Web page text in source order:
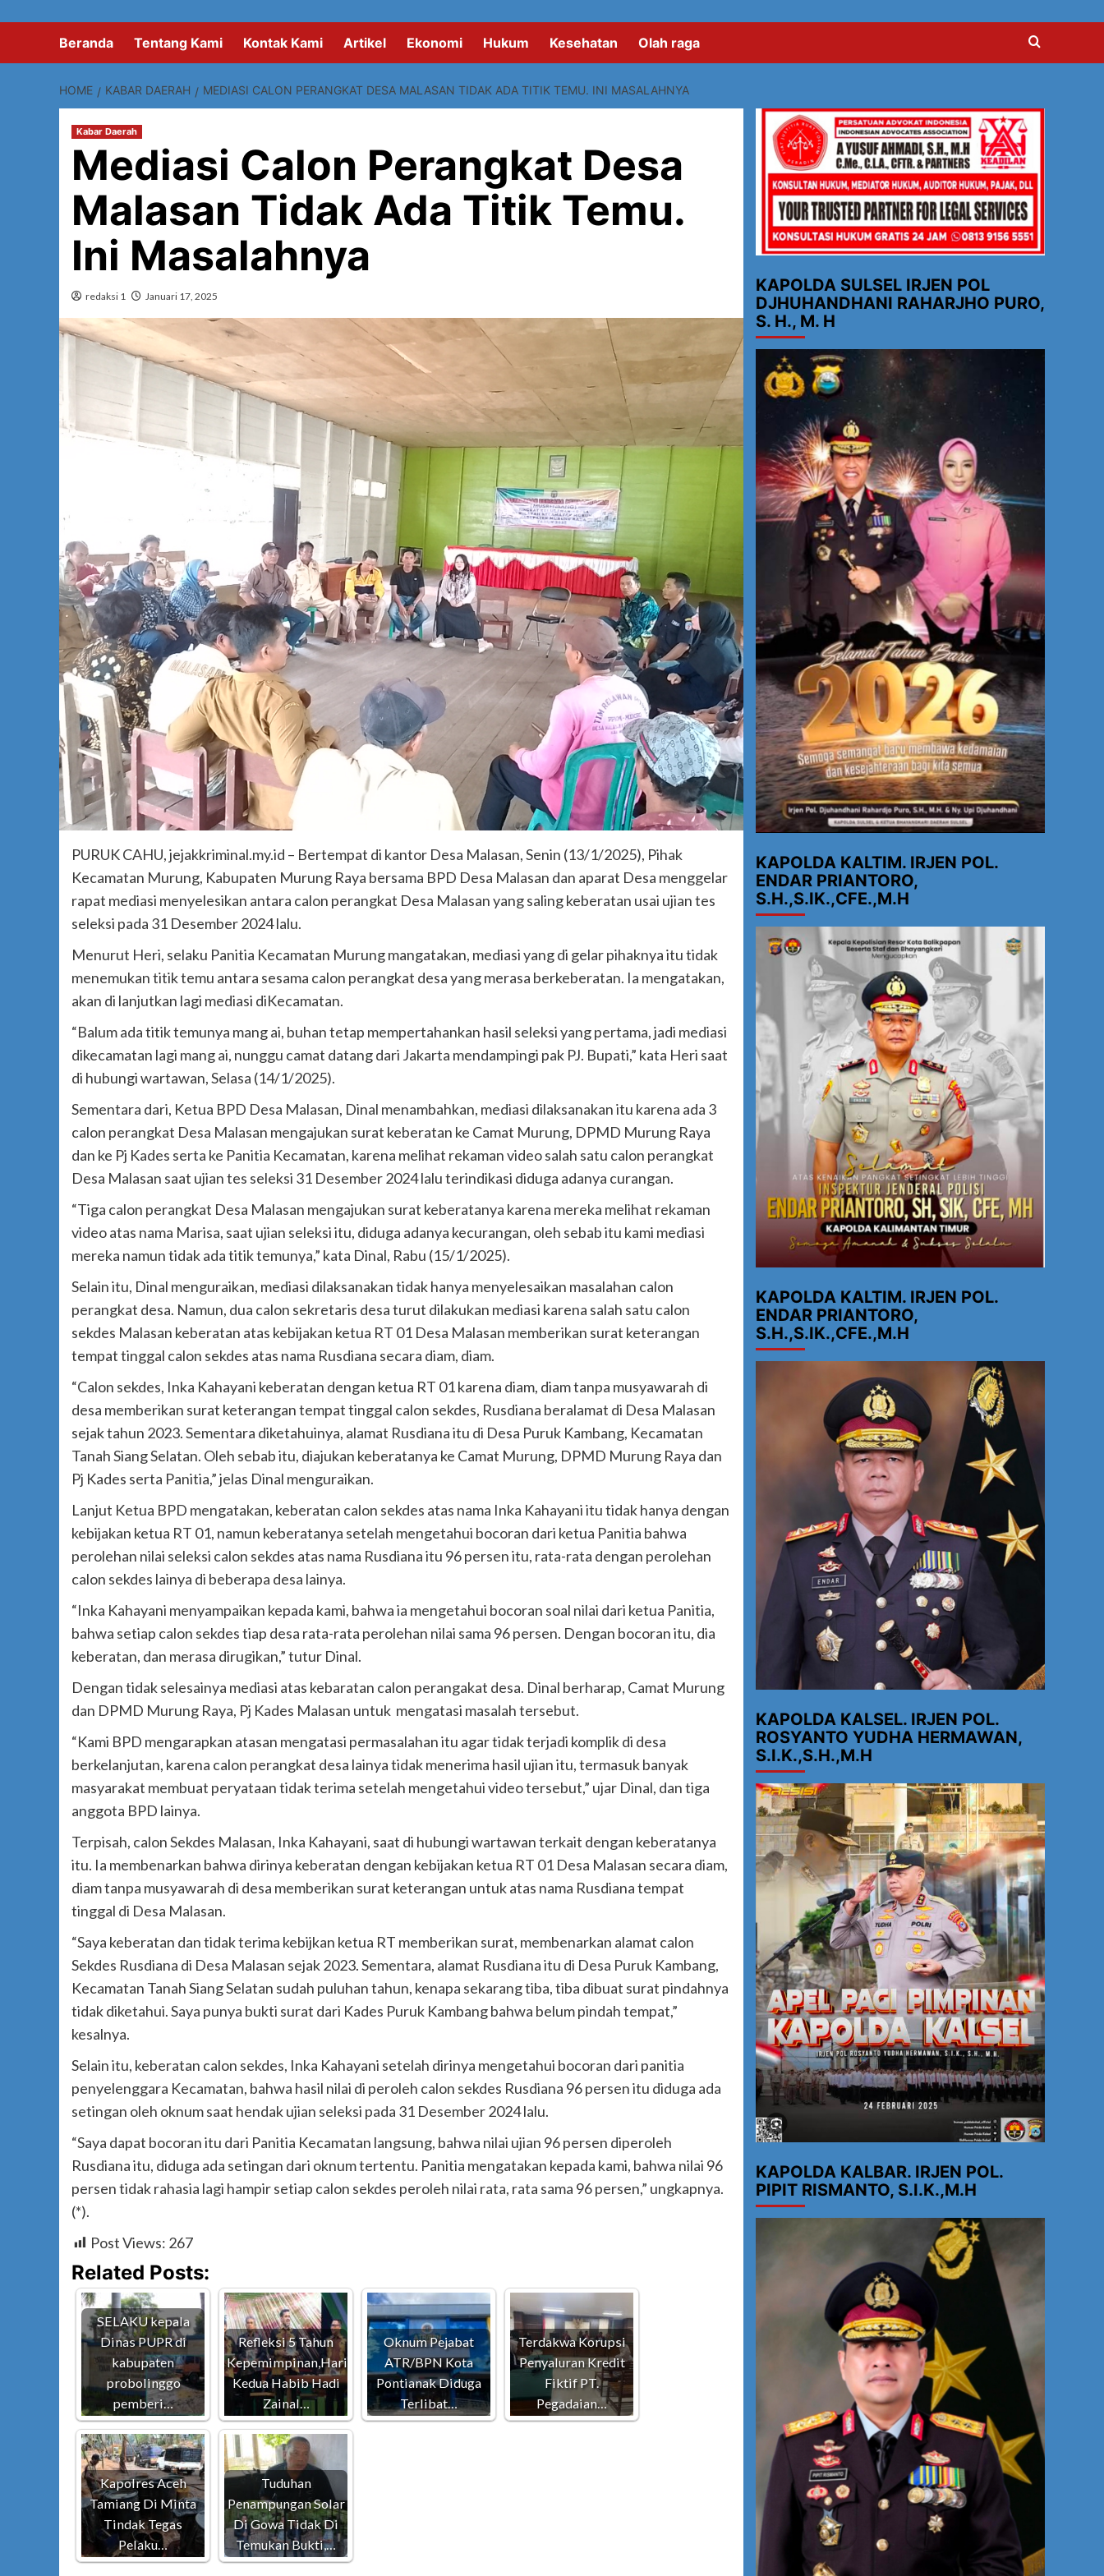
Beranda Tentang Kami Kontak Kami Artikel Ekonomi Hukum Kesehatan Olah raga
HOME KABAR DAERAH MEDIASI CALON PERANGKAT DESA MALASAN TIDAK ADA TITIK TEMU. INI MASALAHNYA
Kabar Daerah
Mediasi Calon Perangkat Desa
Malasan Tidak Ada Titik Temu.
Ini Masalahnya
redaksi 1 Januari 17, 2025
PURUK CAHU, jejakkriminal.my.id – Bertempat di kantor Desa Malasan, Senin (13/1/2025), Pihak
Kecamatan Murung, Kabupaten Murung Raya bersama BPD Desa Malasan dan aparat Desa menggelar
rapat mediasi menyelesikan antara calon perangkat Desa Malasan yang saling keberatan usai ujian tes
seleksi pada 31 Desember 2024 lalu.
Menurut Heri, selaku Panitia Kecamatan Murung mangatakan, mediasi yang di gelar pihaknya itu tidak
menemukan titik temu antara sesama calon perangkat desa yang merasa berkeberatan. Ia mengatakan,
akan di lanjutkan lagi mediasi diKecamatan.
“Balum ada titik temunya mang ai, buhan tetap mempertahankan hasil seleksi yang pertama, jadi mediasi
dikecamatan lagi mang ai, nunggu camat datang dari Jakarta mendampingi pak PJ. Bupati,” kata Heri saat
di hubungi wartawan, Selasa (14/1/2025).
Sementara dari, Ketua BPD Desa Malasan, Dinal menambahkan, mediasi dilaksanakan itu karena ada 3
calon perangkat Desa Malasan mengajukan surat keberatan ke Camat Murung, DPMD Murung Raya
dan ke Pj Kades serta ke Panitia Kecamatan, karena melihat rekaman video salah satu calon perangkat
Desa Malasan saat ujian tes seleksi 31 Desember 2024 lalu terindikasi diduga adanya curangan.
“Tiga calon perangkat Desa Malasan mengajukan surat keberatanya karena mereka melihat rekaman
video atas nama Marisa, saat ujian seleksi itu, diduga adanya kecurangan, oleh sebab itu kami mediasi
mereka namun tidak ada titik temunya,” kata Dinal, Rabu (15/1/2025).
Selain itu, Dinal menguraikan, mediasi dilaksanakan tidak hanya menyelesaikan masalahan calon
perangkat desa. Namun, dua calon sekretaris desa turut dilakukan mediasi karena salah satu calon
sekdes Malasan keberatan atas kebijakan ketua RT 01 Desa Malasan memberikan surat keterangan
tempat tinggal calon sekdes atas nama Rusdiana secara diam, diam.
“Calon sekdes, Inka Kahayani keberatan dengan ketua RT 01 karena diam, diam tanpa musyawarah di
desa memberikan surat keterangan tempat tinggal calon sekdes, Rusdiana beralamat di Desa Malasan
sejak tahun 2023. Sementara diketahuinya, alamat Rusdiana itu di Desa Puruk Kambang, Kecamatan
Tanah Siang Selatan. Oleh sebab itu, diajukan keberatanya ke Camat Murung, DPMD Murung Raya dan
Pj Kades serta Panitia,” jelas Dinal menguraikan.
Lanjut Ketua BPD mengatakan, keberatan calon sekdes atas nama Inka Kahayani itu tidak hanya dengan
kebijakan ketua RT 01, namun keberatanya setelah mengetahui bocoran dari ketua Panitia bahwa
perolehan nilai seleksi calon sekdes atas nama Rusdiana itu 96 persen itu, rata-rata dengan perolehan
calon sekdes lainya di beberapa desa lainya.
“Inka Kahayani menyampaikan kepada kami, bahwa ia mengetahui bocoran soal nilai dari ketua Panitia,
bahwa setiap calon sekdes tiap desa rata-rata perolehan nilai sama 96 persen. Dengan bocoran itu, dia
keberatan, dan merasa dirugikan,” tutur Dinal.
Dengan tidak selesainya mediasi atas kebaratan calon perangakat desa. Dinal berharap, Camat Murung
dan DPMD Murung Raya, Pj Kades Malasan untuk mengatasi masalah tersebut.
“Kami BPD mengarapkan atasan mengatasi permasalahan itu agar tidak terjadi komplik di desa
berkelanjutan, karena calon perangkat desa lainya tidak menerima hasil ujian itu, termasuk banyak
masyarakat membuat peryataan tidak terima setelah mengetahui video tersebut,” ujar Dinal, dan tiga
anggota BPD lainya.
Terpisah, calon Sekdes Malasan, Inka Kahayani, saat di hubungi wartawan terkait dengan keberatanya
itu. Ia membenarkan bahwa dirinya keberatan dengan kebijakan ketua RT 01 Desa Malasan secara diam,
diam tanpa musyawarah di desa memberikan surat keterangan untuk atas nama Rusdiana tempat
tinggal di Desa Malasan.
“Saya keberatan dan tidak terima kebijkan ketua RT memberikan surat, membenarkan alamat calon
Sekdes Rusdiana di Desa Malasan sejak 2023. Sementara, alamat Rusdiana itu di Desa Puruk Kambang,
Kecamatan Tanah Siang Selatan sudah puluhan tahun, kenapa sekarang tiba, tiba dibuat surat pindahnya
tidak diketahui. Saya punya bukti surat dari Kades Puruk Kambang bahwa belum pindah tempat,”
kesalnya.
Selain itu, keberatan calon sekdes, Inka Kahayani setelah dirinya mengetahui bocoran dari panitia
penyelenggara Kecamatan, bahwa hasil nilai di peroleh calon sekdes Rusdiana 96 persen itu diduga ada
setingan oleh oknum saat hendak ujian seleksi pada 31 Desember 2024 lalu.
“Saya dapat bocoran itu dari Panitia Kecamatan langsung, bahwa nilai ujian 96 persen diperoleh
Rusdiana itu, diduga ada setingan dari oknum tertentu. Panitia mengatakan kepada kami, bahwa nilai 96
persen tidak rahasia lagi hampir setiap calon sekdes peroleh nilai rata, rata sama 96 persen,” ungkapnya.
(*).
Post Views: 267
Related Posts:
SELAKU kepala
Dinas PUPR di
kabupaten
probolinggo
pemberi…
Refleksi 5 Tahun
Kepemimpinan,Hari
Kedua Habib Hadi
Zainal…
Oknum Pejabat
ATR/BPN Kota
Pontianak Diduga
Terlibat…
Terdakwa Korupsi
Penyaluran Kredit
Fiktif PT.
Pegadaian…
Kapolres Aceh
Tamiang Di Minta
Tindak Tegas
Pelaku…
Tuduhan
Penampungan Solar
Di Gowa Tidak Di
Temukan Bukti,…
KAPOLDA SULSEL IRJEN POL
DJHUHANDHANI RAHARJHO PURO,
S. H., M. H
KAPOLDA KALTIM. IRJEN POL.
ENDAR PRIANTORO,
S.H.,S.IK.,CFE.,M.H
KAPOLDA KALTIM. IRJEN POL.
ENDAR PRIANTORO,
S.H.,S.IK.,CFE.,M.H
KAPOLDA KALSEL. IRJEN POL.
ROSYANTO YUDHA HERMAWAN,
S.I.K.,S.H.,M.H
KAPOLDA KALBAR. IRJEN POL.
PIPIT RISMANTO, S.I.K.,M.H